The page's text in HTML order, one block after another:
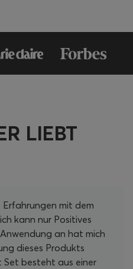
LIEBT
Erfahrungen mit dem
kann nur Positives
an hat mich
dieses Produkts
besteht aus einer